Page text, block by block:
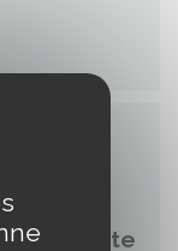
non
des
cohorte